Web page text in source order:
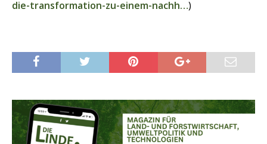
die-transformation-zu-einem-nachh…)